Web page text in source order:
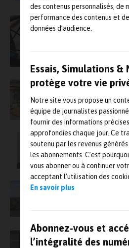
des contenus personnalisés, de
performance des contenus et
données d’audience.
Essais, Simulations &
protège votre vie
Notre site vous propose un
équipe de journalistes
fournir des informations
approfondies chaque jour. Ce
soutenu par les revenus
les abonnements. C’est
vous abonner ou à continuer
acceptant l’utilisation des
En savoir plus
Abonnez-vous et
l’intégralité des
SGS France
centre d’examen
Le groupe Apave
Étienne Martin
président de la
première
JTR de la Cofrend
l’automatisation